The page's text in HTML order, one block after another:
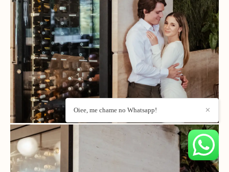
✕
Oiee, me chame no Whatsapp!